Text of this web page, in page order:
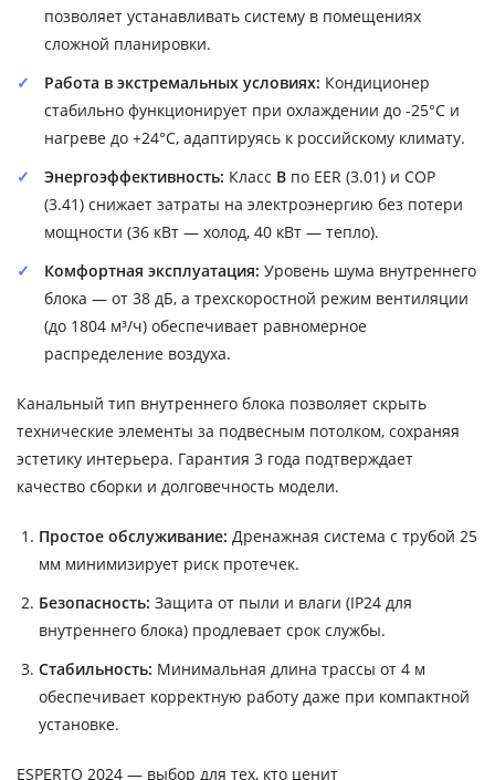
позволяет устанавливать систему в помещениях
сложной планировки.
Работа в экстремальных условиях: Кондиционер
стабильно функционирует при охлаждении до -25°C и
нагреве до +24°C, адаптируясь к российскому климату.
Энергоэффективность: Класс B по EER (3.01) и COP
(3.41) снижает затраты на электроэнергию без потери
мощности (36 кВт — холод, 40 кВт — тепло).
Комфортная эксплуатация: Уровень шума внутреннего
блока — от 38 дБ, а трехскоростной режим вентиляции
(до 1804 м³/ч) обеспечивает равномерное
распределение воздуха.
Канальный тип внутреннего блока позволяет скрыть
технические элементы за подвесным потолком, сохраняя
эстетику интерьера. Гарантия 3 года подтверждает
качество сборки и долговечность модели.
Простое обслуживание: Дренажная система с трубой 25
мм минимизирует риск протечек.
Безопасность: Защита от пыли и влаги (IP24 для
внутреннего блока) продлевает срок службы.
Стабильность: Минимальная длина трассы от 4 м
обеспечивает корректную работу даже при компактной
установке.
ESPERTO 2024 — выбор для тех, кто ценит